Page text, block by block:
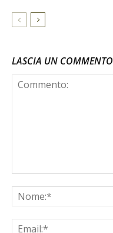
LASCIA UN COMMENTO